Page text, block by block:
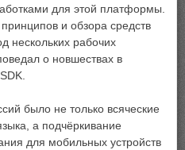
для этой платформы.
и обзора средств
нескольких рабочих
о новшествах в
было не только всяческие
а подчёркивание
для мобильных устройств